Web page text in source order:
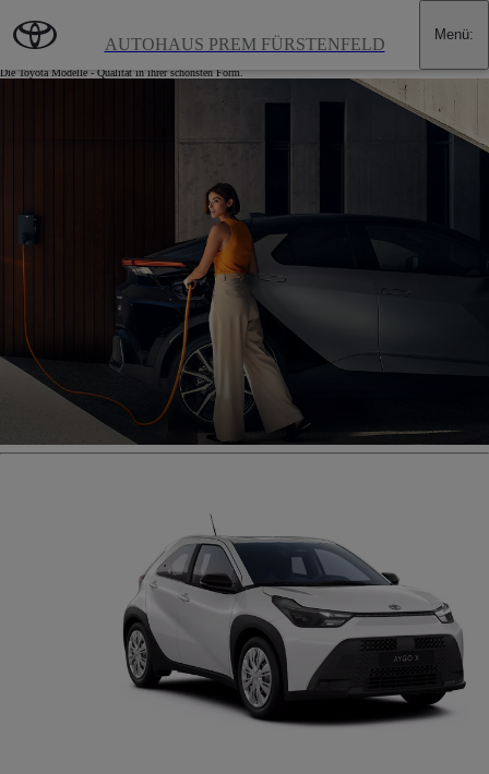
AUTOHAUS PREM FÜRSTENFELD Menü:
Angebote für Privatkunden
Die Toyota Modelle - Qualität in ihrer schönsten Form.